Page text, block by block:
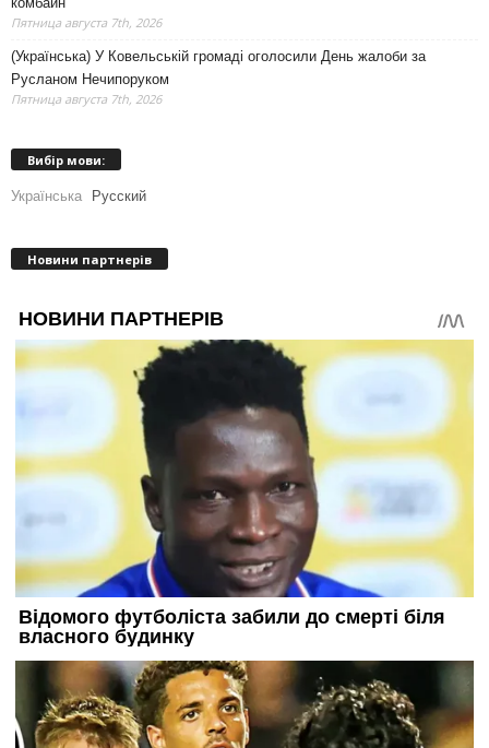
Пятница августа 7th, 2026
(Українська) У Ковельській громаді оголосили День жалоби за
Русланом Нечипоруком
Пятница августа 7th, 2026
Вибір мови:
Українська Русский
Новини партнерів